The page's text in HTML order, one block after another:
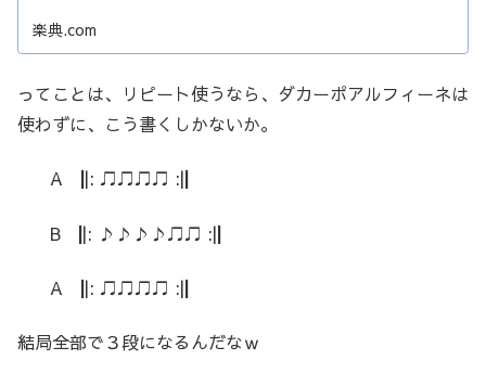
楽典.com
ってことは、リピート使うなら、ダカーポアルフィーネは
使わずに、こう書くしかないか。
A ||: ♫♫♫♫ :||
B ||: ♪♪♪♪♫♫ :||
A ||: ♫♫♫♫ :||
結局全部で３段になるんだなｗ